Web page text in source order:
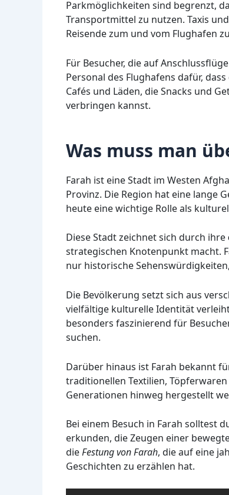
Parkmöglichkeiten sind begrenzt,
Transportmittel zu nutzen. Taxis
Reisende zum und vom Flughafen
Für Besucher, die auf
Personal des Flughafens dafür,
Cafés und Läden, die Snacks und
verbringen kannst.
Was muss man
Farah ist eine Stadt im Westen
Provinz. Die Region hat eine lange
heute eine wichtige Rolle als
Diese Stadt zeichnet sich durch ihre
strategischen Knotenpunkt macht.
nur historische
Die Bevölkerung setzt sich aus
vielfältige kulturelle Identität
besonders faszinierend für
suchen.
Darüber hinaus ist Farah bekannt
traditionellen Textilien,
Generationen hinweg hergestellt
Bei einem Besuch in Farah solltest
erkunden, die Zeugen einer
dieFestung von Farah, die auf eine
Geschichten zu erzählen hat.